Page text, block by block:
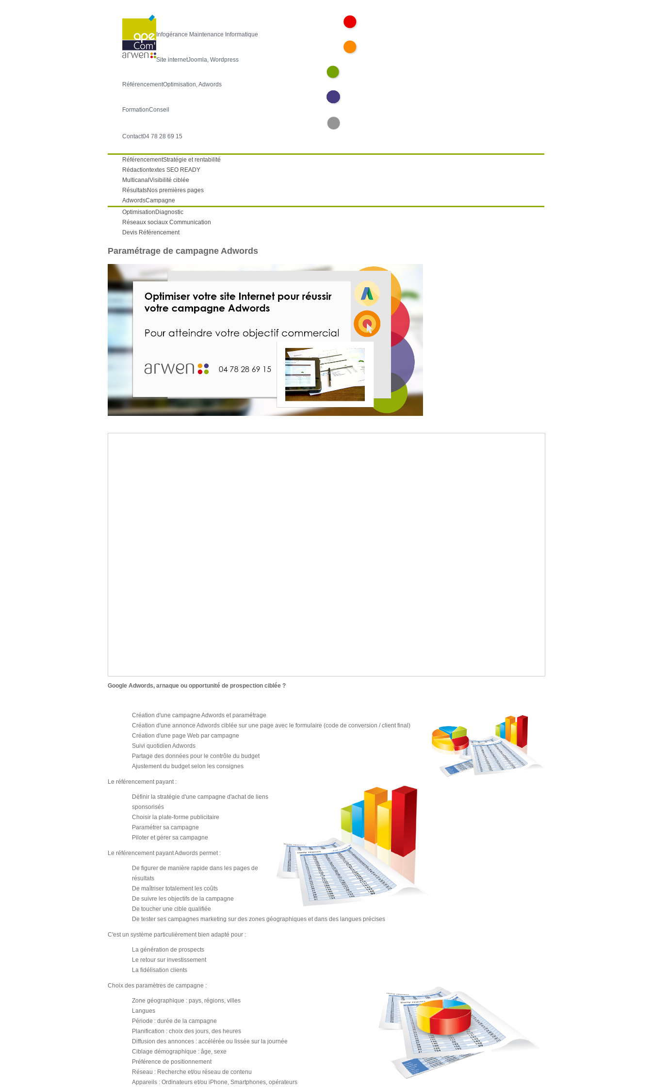
Infogérance Maintenance Informatique
Site internetJoomla, Wordpress
RéférencementOptimisation, Adwords
FormationConseil
Contact04 78 28 69 15
RéférencementStratégie et rentabilité
Rédactiontextes SEO READY
Multicanal Visibilité ciblée
RésultatsNos premières pages
AdwordsCampagne
Optimisation Diagnostic
Réseaux sociaux Communication
Devis Référencement
Paramétrage de campagne Adwords
Google Adwords, arnaque ou opportunité de prospection ciblée ?
Création d'une campagne Adwords et paramétrage
Création d'une annonce Adwords ciblée sur une page avec le formulaire (code de conversion / client final)
Création d'une page Web par campagne
Suivi quotidien Adwords
Partage des données pour le contrôle du budget
Ajustement du budget selon les consignes
Le référencement payant :
Définir la stratégie d'une campagne d'achat de liens
sponsorisés
Choisir la plate-forme publicitaire
Paramétrer sa campagne
Piloter et gérer sa campagne
Le référencement payant Adwords permet :
De figurer de manière rapide dans les pages de
résultats
De maîtriser totalement les coûts
De suivre les objectifs de la campagne
De toucher une cible qualifiée
De tester ses campagnes marketing sur des zones géographiques et dans des langues précises
C'est un système particulièrement bien adapté pour :
La génération de prospects
Le retour sur investissement
La fidélisation clients
Choix des paramètres de campagne :
Zone géographique : pays, régions, villes
Langues
Période : durée de la campagne
Planification : choix des jours, des heures
Diffusion des annonces : accélérée ou lissée sur la journée
Ciblage démographique : âge, sexe
Préférence de positionnement
Réseau : Recherche et/ou réseau de contenu
Appareils : Ordinateurs et/ou iPhone, Smartphones, opérateurs